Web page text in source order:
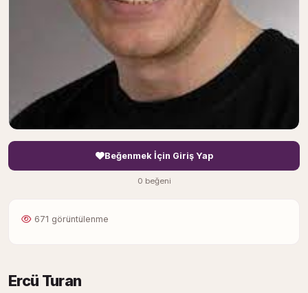
Beğenmek İçin Giriş Yap
0 beğeni
671 görüntülenme
Ercü Turan